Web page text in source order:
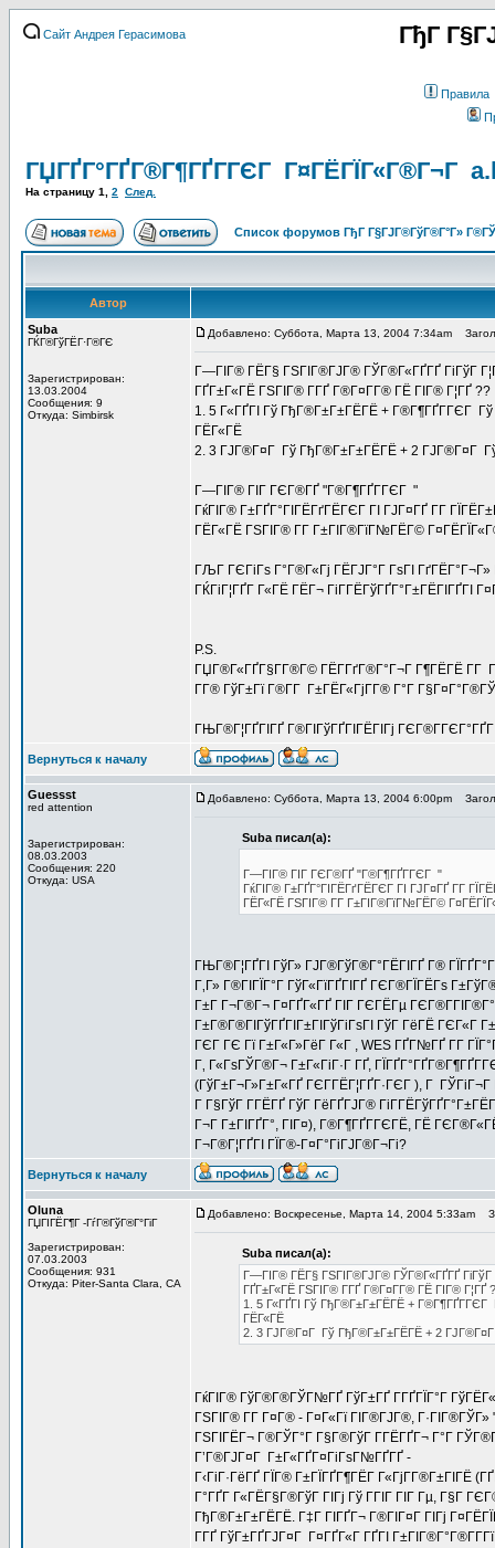
Сайт Андрея Герасимова ГђГ
Правила
ГЏГҐГ°ГҐГ®Г¶ГҐГ­ГЄГ Г¤ГЁГЇГ«Г®Г¬Г
На страницу 1 2 След.
Список форумов ГђГ Г§ГЈГ®ГўГ®Г°Г»
Автор
Suba
ГЌГ®ГўГЁГ·Г®ГЄ
Зарегистрирован:
13.03.2004
Сообщения: 9
Откуда: Simbirsk
Добавлено: Суббота, Марта 13, 2004 7:34am
Г—ГІГ® ГЁГ§ ГЅГІГ®ГЈГ® ГЎГ®Г«ГҐГҐ ГіГўГ
ГҐГ±Г«ГЁ ГЅГІГ® Г­ГҐ Г®Г¤Г­Г® ГЁ ГІГ® Г¦ГҐ ??
1. 5 Г«ГҐГІ Гў ГђГ®Г±Г±ГЁГЁ + Г®Г¶ГҐГ­ГЄГ
ГЁГ«ГЁ
2. 3 ГЈГ®Г¤Г Гў ГђГ®Г±Г±ГЁГЁ + 2 ГЈГ®Г¤Г
Г—ГІГ® ГІГ ГЄГ®ГҐ "Г®Г¶ГҐГ­ГЄГ "
ГќГІГ® Г±ГҐГ°ГІГЁГґГЁГЄГ ГІ ГЈГ¤ГҐ Г­Г
ГЁГ«ГЁ ГЅГІГ® Г­Г Г±ГІГ®ГїГ№ГЁГ©
ГЉГ ГЄГіГѕ Г°Г®Г«Гј ГЁГЈГ°Г ГѕГІ ГґГЁГ°Г¬Г»
ГЌГіГ¦ГҐГ­ Г«ГЁ ГЁГ¬ ГіГ­ГЁГўГҐГ°Г±ГЁГІГҐГІ
P.S.
ГЏГ®Г«ГҐГ§Г­Г®Г© ГЁГ­ГґГ®Г°Г¬Г Г¶ГЁГЁ Г­Г
Г­Г® ГўГ±Гї Г®Г­Г Г±ГЁГ«ГјГ­Г® Г°Г
ГЊГ®Г¦ГҐГІГҐ Г®ГІГўГҐГІГЁГІГј
Вернуться к началу
Guessst
red attention
Зарегистрирован:
08.03.2003
Сообщения: 220
Откуда: USA
Добавлено: Суббота, Марта 13, 2004 6:00pm
Suba писал(а):
Г—ГІГ® ГІГ ГЄГ®ГҐ "Г®Г¶ГҐГ­ГЄГ "
ГќГІГ® Г±ГҐГ°ГІГЁГґГЁГЄГ ГІ ГЈГ¤ГҐ Г­Г
ГЁГ«ГЁ ГЅГІГ® Г­Г Г±ГІГ®ГїГ№ГЁГ©
ГЊГ®Г¦ГҐГІ ГўГ» ГЈГ®ГўГ®Г°ГЁГІГҐ Г®
Г‚Г» Г®ГІГЇГ°Г ГўГ«ГїГҐГІГҐ ГЄГ®ГЇГЁГѕ
Г±Г Г¬Г®Г¬ Г¤ГҐГ«ГҐ ГІГ ГЄГЁГµ ГЄГ®Г­ГІГ®Г°
Г±Г®Г®ГІГўГҐГІГ±ГІГўГіГѕГІ ГўГ ГёГЁ ГЄГ«Г
ГЄГ ГЄ Гї Г±Г«Г»ГёГ Г«Г , WES ГҐГ№ГҐ Г­Г
Г‚ Г«ГѕГЎГ®Г¬ Г±Г«ГіГ·Г ГҐ,
(ГўГ±Г¬Г»Г±Г«ГҐ ГЄГ­ГЁГ¦ГҐГ·ГЄГ ), Г
Г Г§ГўГ Г­ГЁГҐ ГўГ ГёГҐГЈГ®
Г¬Г Г±ГІГҐГ°, ГІГ¤), Г®Г¶ГҐГ­ГЄГЁ, ГЁ
Г¬Г®Г¦ГҐГІ ГЇГ®-Г¤Г°ГіГЈГ®Г¬Гі?
Вернуться к началу
Oluna
ГЏГІГЁГ¶Г -ГѓГ®ГўГ®Г°ГіГ­
Зарегистрирован:
07.03.2003
Сообщения: 931
Откуда: Piter-Santa Clara, CA
Добавлено: Воскресенье, Марта 14, 2004 5:33am
Suba писал(а):
Г—ГІГ® ГЁГ§ ГЅГІГ®ГЈГ® ГЎГ®Г«ГҐГҐ ГіГўГ
ГҐГ±Г«ГЁ ГЅГІГ® Г­ГҐ Г®Г¤Г­Г® ГЁ ГІГ® Г¦ГҐ
1. 5 Г«ГҐГІ Гў ГђГ®Г±Г±ГЁГЁ +
ГЁГ«ГЁ
2. 3 ГЈГ®Г¤Г Гў ГђГ®Г±Г±ГЁГЁ + 2
ГќГІГ® ГўГ®Г®ГЎГ№ГҐ ГўГ±ГҐ Г­ГҐГЇГ°Г
ГЅГІГ® Г­Г Г¤Г® - Г¤Г«Гї ГІГ®ГЈГ®,
ГЅГІГЁГ¬ Г®ГЎГ°Г Г§Г®ГўГ Г­ГЁГҐГ¬ Г°Г
Г’Г®ГЈГ¤Г Г±Г«ГҐГ¤ГіГѕГ№ГҐГҐ -
Г‹ГіГ·ГёГҐ ГЇГ® Г±ГЇГҐГ¶ГЁГ Г«ГјГ­Г®Г±ГІГЁ
Г°ГҐГ Г«ГЁГ§Г®ГўГ ГІГј Гў ГГІГ ГІГ Гµ, Г§Г
ГђГ®Г±Г±ГЁГЁ. Г‡Г ГІГҐГ¬ Г®ГІГ¤Г ГІГј
Г­ГҐ ГўГ±ГҐГЈГ¤Г Г¤ГҐГ«Г ГҐГІ